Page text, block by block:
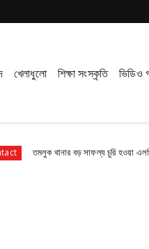
খেলাধুলো শিক্ষা সংস্কৃতি ভিডিও
বড় সাফল্য চুরি হওয়া এলপিজি গ্যাস